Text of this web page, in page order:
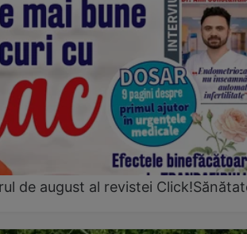
de august al revistei